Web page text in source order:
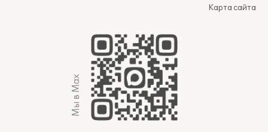
Карта сайта
Мы в Max